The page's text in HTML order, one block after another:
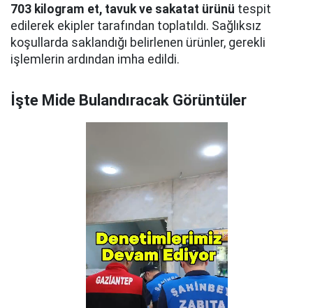
703 kilogram et, tavuk ve sakatat ürünü tespit
edilerek ekipler tarafından toplatıldı. Sağlıksız
koşullarda saklandığı belirlenen ürünler, gerekli
işlemlerin ardından imha edildi.
İşte Mide Bulandıracak Görüntüler